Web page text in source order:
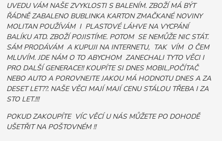
UVEDU VÁM NAŠE ZVYKLOSTI S BALENÍM. ZBOŽÍ MÁ BÝT
ŘÁDNĚ ZABALENO BUBLINKA KARTON ZMAČKANÉ NOVINY
MOLITAN POUŽÍVÁM I PLASTOVÉ LÁHVE NA VYCPÁNÍ
BALÍKU ATD. ZBOŽÍ POJISTÍME. POTOM SE NEMŮŽE NIC STÁT.
SÁM PRODÁVÁM A KUPUJI NA INTERNETU, TAK VÍM O ČEM
MLUVÍM. JDE NÁM O TO ABYCHOM ZANECHALI TYTO VĚCI I
PRO DALŠÍ GENERACE!! KOUPÍTE SI DNES MOBIL,POČÍTAČ
NEBO AUTO A POROVNEJTE JAKOU MÁ HODNOTU DNES A ZA
DESET LET??. NAŠE VĚCI MAJÍ MAJÍ CENU STÁLOU TŘEBA I ZA
STO LET.!!!
POKUD ZAKOUPÍTE VÍC VĚCÍ U NÁS MŮŽETE PO DOHODĚ
UŠETŘIT NA POŠTOVNÉM !!